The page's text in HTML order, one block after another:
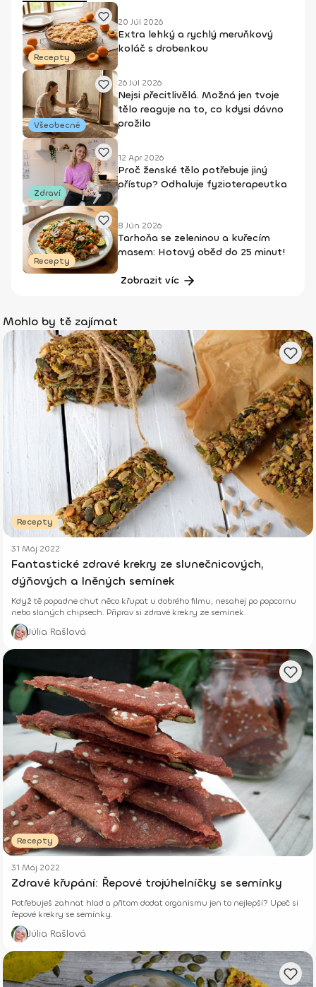
Recepty
20 Júl 2026
Extra lehký a rychlý meruňkový
koláč s drobenkou
Všeobecné
26 Júl 2026
Nejsi přecitlivělá. Možná jen tvoje
tělo reaguje na to, co kdysi dávno
prožilo
Zdraví
12 Apr 2026
Proč ženské tělo potřebuje jiný
přístup? Odhaluje fyzioterapeutka
Recepty
8 Jún 2026
Tarhoňa se zeleninou a kuřecím
masem: Hotový oběd do 25 minut!
Zobrazit víc
Mohlo by tě zajímat
Recepty
31 Máj 2022
Fantastické zdravé krekry ze slunečnicových,
dýňových a lněných semínek
Když tě popadne chuť něco křupat u dobrého filmu, nesahej po popcornu
nebo slaných chipsech. Připrav si zdravé krekry ze semínek.
Júlia Rašlová
Recepty
31 Máj 2022
Zdravé křupání: Řepové trojúhelníčky se semínky
Potřebuješ zahnat hlad a přitom dodat organismu jen to nejlepší? Upeč si
řepové krekry se semínky.
Júlia Rašlová